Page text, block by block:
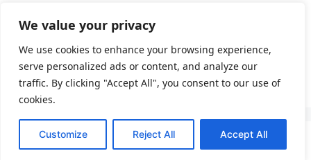
We value your privacy
We use cookies to enhance your browsing experience,
serve personalized ads or content, and analyze our
traffic. By clicking "Accept All", you consent to our use of
cookies.
Customize Reject All Accept All
smithdentalcare.net
undergroundmusiccafe.com
samhubermusic.com
apexfence.net
© 2026 Lakehoustonumc• Built with GeneratePress